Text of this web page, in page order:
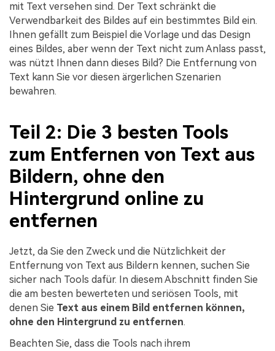
mit Text versehen sind. Der Text schränkt die
Verwendbarkeit des Bildes auf ein bestimmtes Bild ein.
Ihnen gefällt zum Beispiel die Vorlage und das Design
eines Bildes, aber wenn der Text nicht zum Anlass passt,
was nützt Ihnen dann dieses Bild? Die Entfernung von
Text kann Sie vor diesen ärgerlichen Szenarien
bewahren.
Teil 2: Die 3 besten Tools
zum Entfernen von Text aus
Bildern, ohne den
Hintergrund online zu
entfernen
Jetzt, da Sie den Zweck und die Nützlichkeit der
Entfernung von Text aus Bildern kennen, suchen Sie
sicher nach Tools dafür. In diesem Abschnitt finden Sie
die am besten bewerteten und seriösen Tools, mit
denen Sie Text aus einem Bild entfernen können,
ohne den Hintergrund zu entfernen.
Beachten Sie, dass die Tools nach ihrem